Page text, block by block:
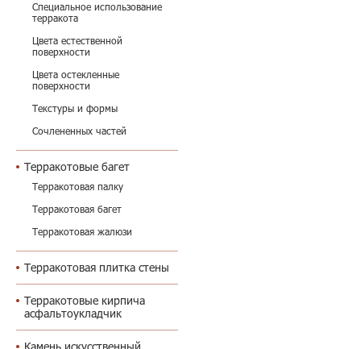
Специальное использование
терракота
Цвета естественной
поверхности
Цвета остекленные
поверхности
Текстуры и формы
Сочлененных частей
Терракотовые багет
Терракотовая палку
Терракотовая багет
Терракотовая жалюзи
Терракотовая плитка стены
Терракотовые кирпича
асфальтоукладчик